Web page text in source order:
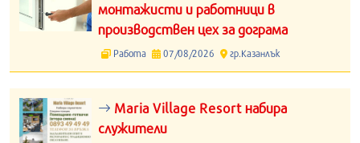
монтажисти и работници в
производствен цех за дограма
Работа 07/08/2026 гр.Казанлък
Maria Village Resort набира
служители